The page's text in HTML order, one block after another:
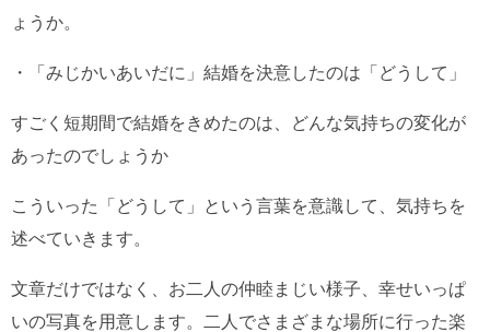
ょうか。
・「みじかいあいだに」結婚を決意したのは「どうして」
すごく短期間で結婚をきめたのは、どんな気持ちの変化が
あったのでしょうか
こういった「どうして」という言葉を意識して、気持ちを
述べていきます。
文章だけではなく、お二人の仲睦まじい様子、幸せいっぱ
いの写真を用意します。二人でさまざまな場所に行った楽